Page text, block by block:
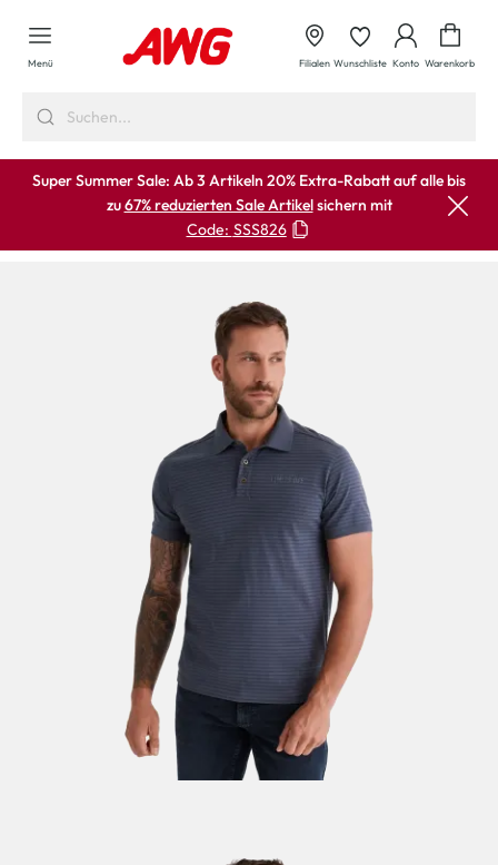
springen
Menü Filialen Wunschliste Konto Warenkorb
Super Summer Sale: Ab 3 Artikeln 20% Extra-Rabatt auf alle bis
zu67% reduzierten Sale Artikelsichern mit
Code: SSS826